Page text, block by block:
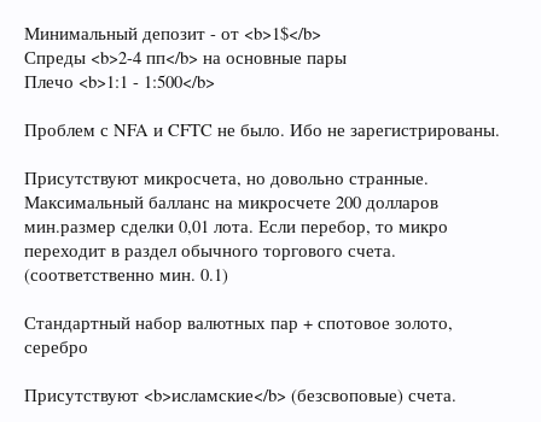
Минимальный депозит - от <b>1$</b>
Спреды <b>2-4 пп</b> на основные пары
Плечо <b>1:1 - 1:500</b>
Проблем с NFA и CFTC не было. Ибо не зарегистрированы.
Присутствуют микросчета, но довольно странные.
Максимальный балланс на микросчете 200 долларов
мин.размер сделки 0,01 лота. Если перебор, то микро
переходит в раздел обычного торгового счета.
(соответственно мин. 0.1)
Стандартный набор валютных пар + спотовое золото,
серебро
Присутствуют <b>исламские</b> (безсвоповые) счета.